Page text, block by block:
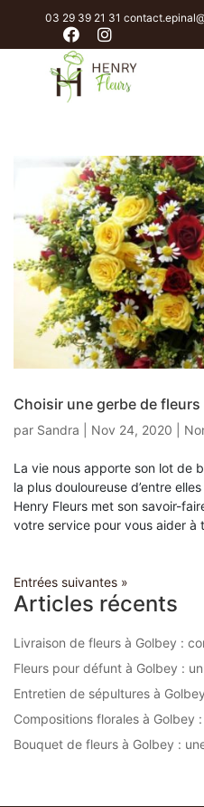
03 29 39 21 31
Choisir une gerbe de fleurs
par Sandra Nov 24, 2020
La vie nous apporte son lot de
la plus douloureuse d’entre
Henry Fleurs met son savoir-
votre service pour vous aider à
Entrées suivantes »
Articles récents
Livraison de fleurs à Golbey :
Fleurs pour défunt à Golbey :
Entretien de sépultures à
Compositions florales à Golbey
Bouquet de fleurs à Golbey :